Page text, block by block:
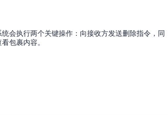
会执行两个关键操作：向接收方发送删除指令，同
包裹内容。